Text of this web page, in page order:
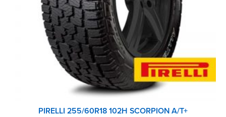
PIRELLI 255/60R18 102H SCORPION A/T+